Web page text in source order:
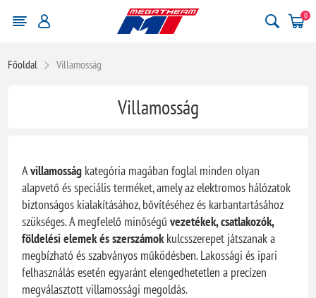
0
Főoldal Villamosság
Villamosság
Avillamosság kategória magában foglal minden olyan
alapvető és speciális terméket, amely az elektromos hálózatok
biztonságos kialakításához, bővítéséhez és karbantartásához
szükséges. A megfelelő minőségűvezetékek, csatlakozók,
földelési elemek és szerszámokkulcsszerepet játszanak a
megbízható és szabványos működésben. Lakossági és ipari
felhasználás esetén egyaránt elengedhetetlen a precízen
megválasztott villamossági megoldás.